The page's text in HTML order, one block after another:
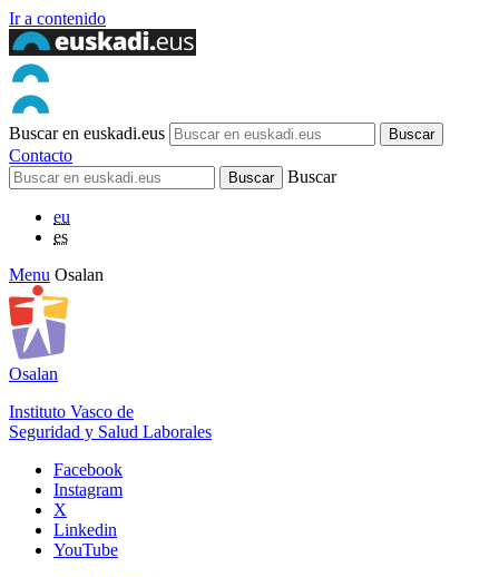
Ir a contenido
Buscar en euskadi.eus
Contacto
Buscar
eu
es
Menu Osalan
Osalan
Instituto Vasco de
Seguridad y Salud Laborales
Facebook
Instagram
X
Linkedin
YouTube